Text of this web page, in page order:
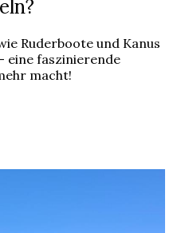
Ruderboote und Kanus
eine faszinierende
macht!